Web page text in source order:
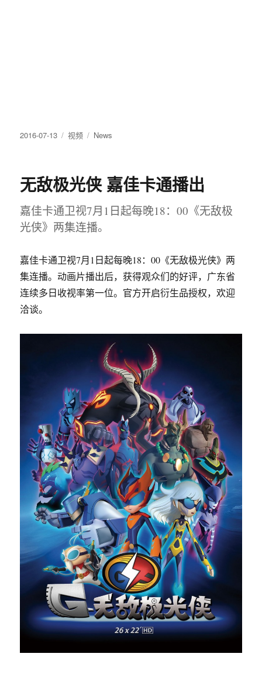
发
2016-07-13
格
视频
分
News
无敌极光侠 嘉佳卡通播出
嘉佳卡通卫视7月1日起每晚18：00《无敌极
光侠》两集连播。
嘉佳卡通卫视7月1日起每晚18：00《无敌极光侠》两
集连播。动画片播出后，获得观众们的好评，广东省
连续多日收视率第一位。官方开启衍生品授权，欢迎
洽谈。